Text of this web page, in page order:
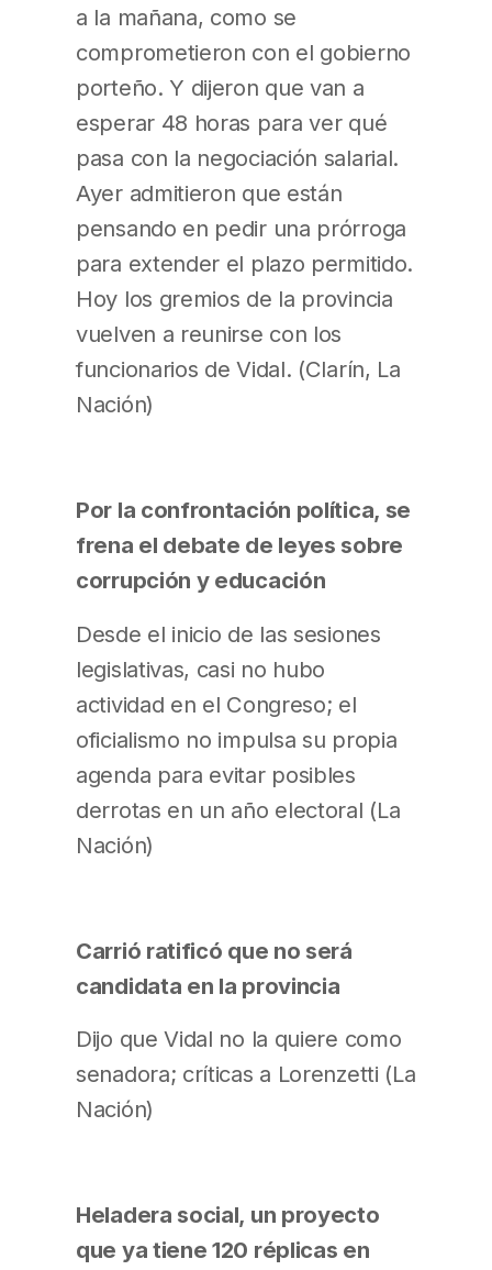
a la mañana, como se
comprometieron con el gobierno
porteño. Y dijeron que van a
esperar 48 horas para ver qué
pasa con la negociación salarial.
Ayer admitieron que están
pensando en pedir una prórroga
para extender el plazo permitido.
Hoy los gremios de la provincia
vuelven a reunirse con los
funcionarios de Vidal. (Clarín, La
Nación)
Por la confrontación política, se
frena el debate de leyes sobre
corrupción y educación
Desde el inicio de las sesiones
legislativas, casi no hubo
actividad en el Congreso; el
oficialismo no impulsa su propia
agenda para evitar posibles
derrotas en un año electoral (La
Nación)
Carrió ratificó que no será
candidata en la provincia
Dijo que Vidal no la quiere como
senadora; críticas a Lorenzetti (La
Nación)
Heladera social, un proyecto
que ya tiene 120 réplicas en